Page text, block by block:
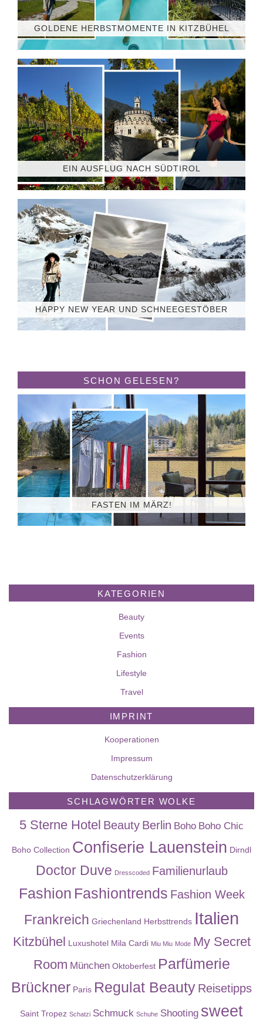
GOLDENE HERBSTMOMENTE IN KITZBÜHEL
EIN AUSFLUG NACH SÜDTIROL
HAPPY NEW YEAR UND SCHNEEGESTÖBER
SCHON GELESEN?
FASTEN IM MÄRZ!
KATEGORIEN
Beauty
Events
Fashion
Lifestyle
Travel
IMPRINT
Kooperationen
Impressum
Datenschutzerklärung
SCHLAGWÖRTER WOLKE
5 Sterne Hotel Beauty Berlin Boho Boho Chic
Boho Collection Confiserie Lauenstein Dirndl
Doctor Duve Dresscoded Familienurlaub
Fashion Fashiontrends Fashion Week
Frankreich Griechenland Herbsttrends Italien
Kitzbühel Luxushotel Mila Cardi Miu Miu Mode My Secret
Room München Oktoberfest Parfümerie
Brückner Paris Regulat Beauty Reisetipps
Saint Tropez Schatzi Schmuck Schuhe Shooting sweet